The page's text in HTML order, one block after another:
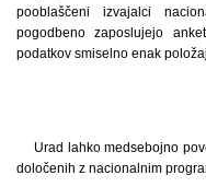
pooblaščeni izvajalci
pogodbeno zaposlujejo
podatkov smiselno enak
Urad lahko medsebojno
določenih z nacionalnim